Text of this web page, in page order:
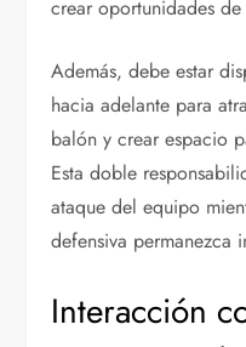
crear oportunidades
Además, debe estar
hacia adelante para
balón y crear espacio
Esta doble
ataque del equipo
defensiva permanezca
Interacción